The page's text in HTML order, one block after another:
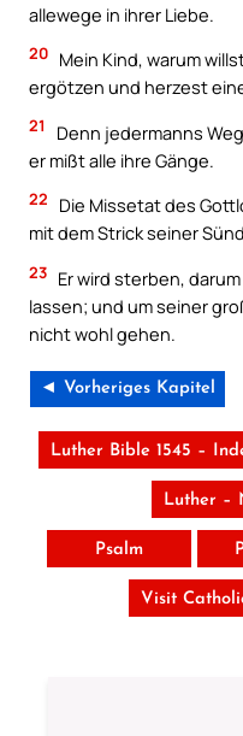
allewege in ihrer Liebe.
20 Mein Kind, warum
ergötzen und herzest
21
Denn jedermanns
er mißt alle ihre Gänge.
22
Die Missetat des
mit dem Strick seiner
23 Er wird sterben,
lassen; und um seiner
nicht wohl gehen.
◄ Vorheriges Kapitel
Luther Bible 1545 –
Luther –
Psalm
Visit